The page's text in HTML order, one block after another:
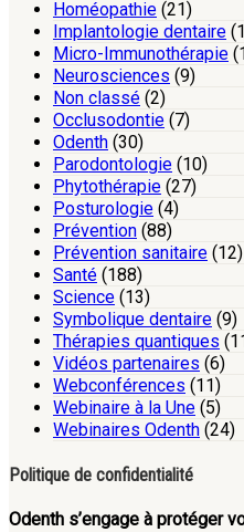
Homéopathie (21)
Implantologie dentaire
Micro-Immunothérapie
Neurosciences (9)
Non classé (2)
Occlusodontie (7)
Odenth (30)
Parodontologie (10)
Phytothérapie (27)
Posturologie (4)
Prévention (88)
Prévention sanitaire (12)
Santé (188)
Science (13)
Symbolique dentaire (9)
Thérapies quantiques
Vidéos partenaires (6)
Webconférences (11)
Webinaire à la Une (5)
Webinaires Odenth (24)
Politique de confidentialité
Odenth s’engage à protéger